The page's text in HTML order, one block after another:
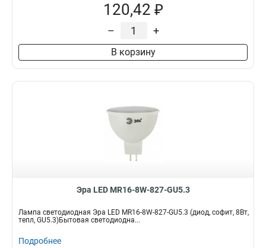
120,42 ₽
– +
В корзину
Эра LED MR16-8W-827-GU5.3
Лампа светодиодная Эра LED MR16-8W-827-GU5.3 (диод, софит, 8Вт,
тепл, GU5.3)Бытовая светодиодна...
Подробнее